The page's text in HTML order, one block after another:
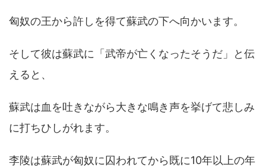
匈奴の王から許しを得て蘇武の下へ向かいます。
そして彼は蘇武に「武帝が亡くなったそうだ」と伝
えると、
蘇武は血を吐きながら大きな鳴き声を挙げて悲しみ
に打ちひしがれます。
李陵は蘇武が匈奴に囚われてから既に10年以上の年